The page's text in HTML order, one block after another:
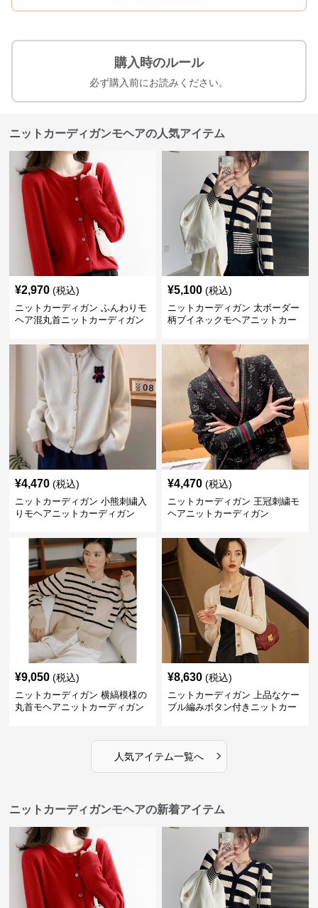
購入時のルール
必ず購入前にお読みください。
ニットカーディガンモヘアの人気アイテム
¥2,970 (税込)
ニットカーディガン ふんわりモ
ヘア混丸首ニットカーディガン
¥5,100 (税込)
ニットカーディガン 太ボーダー
柄ブイネックモヘアニットカー
¥4,470 (税込)
ニットカーディガン 小熊刺繍入
りモヘアニットカーディガン
¥4,470 (税込)
ニットカーディガン 王冠刺繍モ
ヘアニットカーディガン
¥9,050 (税込)
ニットカーディガン 横縞模様の
丸首モヘアニットカーディガン
¥8,630 (税込)
ニットカーディガン 上品なケー
ブル編みボタン付きニットカー
人気アイテム一覧へ ›
ニットカーディガンモヘアの新着アイテム